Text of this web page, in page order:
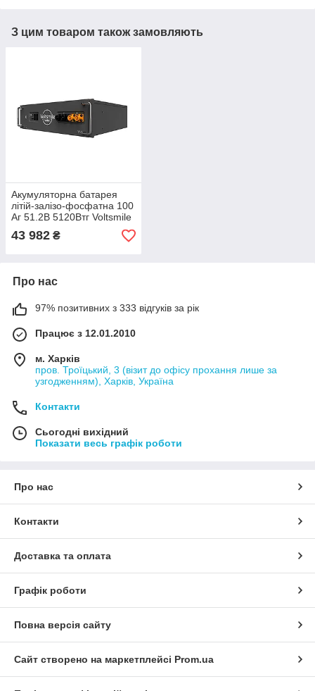
З цим товаром також замовляють
Акумуляторна батарея
літій-залізо-фосфатна 100
Аг 51.2В 5120Втг Voltsmile
V10 Classic монтаж в
стійку 19"
43 982 ₴
Про нас
97% позитивних з 333 відгуків за рік
Працює з 12.01.2010
м. Харків
пров. Троїцький, 3 (візит до офісу прохання лише за
узгодженням), Харків, Україна
Контакти
Сьогодні вихідний
Показати весь графік роботи
Про нас
Контакти
Доставка та оплата
Графік роботи
Повна версія сайту
Сайт створено на маркетплейсі Prom.ua